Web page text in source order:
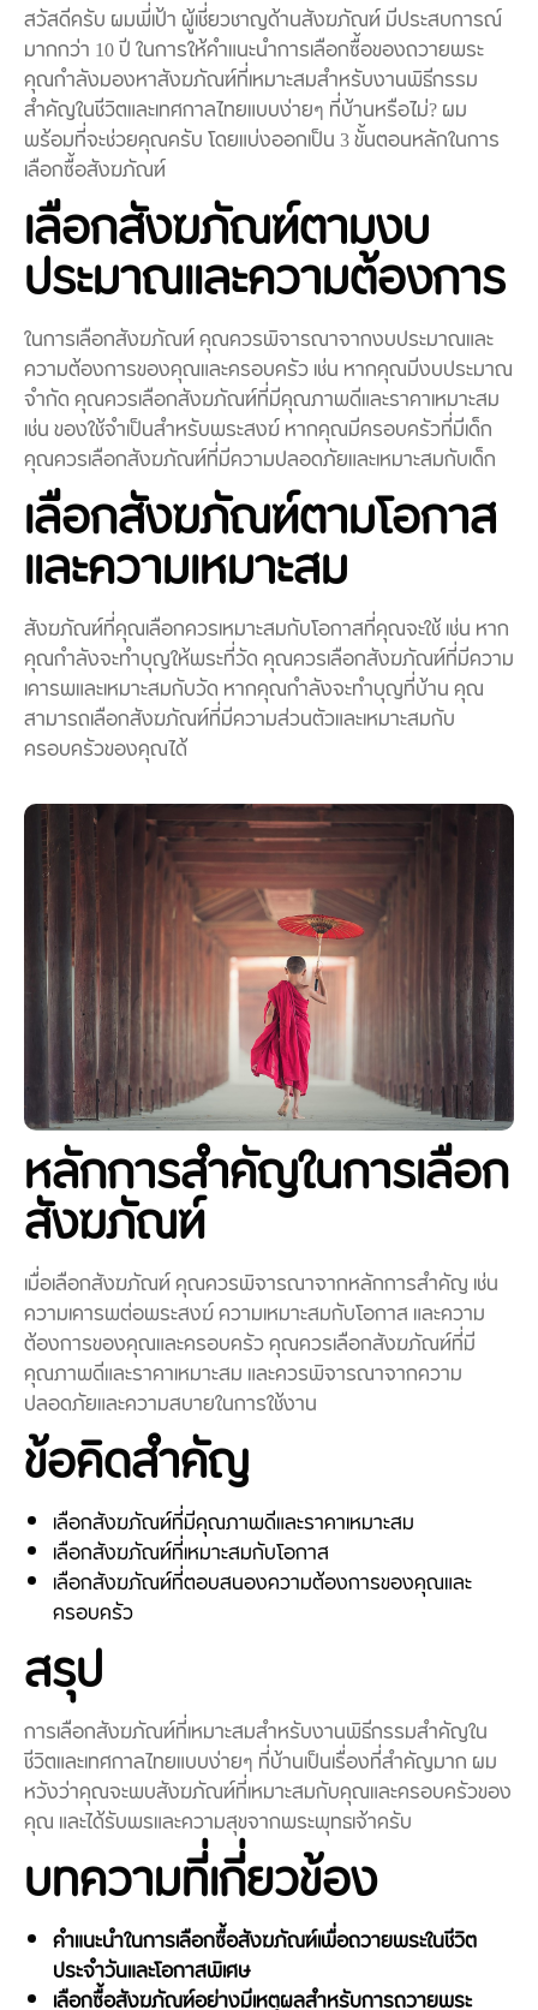
สวัสดีครับ ผมพี่เป้า ผู้เชี่ยวชาญด้านสังฆภัณฑ์ มีประสบการณ์
มากกว่า 10 ปี ในการให้คำแนะนำการเลือกซื้อของถวายพระ
คุณกำลังมองหาสังฆภัณฑ์ที่เหมาะสมสำหรับงานพิธีกรรม
สำคัญในชีวิตและเทศกาลไทยแบบง่ายๆ ที่บ้านหรือไม่? ผม
พร้อมที่จะช่วยคุณครับ โดยแบ่งออกเป็น 3 ขั้นตอนหลักในการ
เลือกซื้อสังฆภัณฑ์
เลือกสังฆภัณฑ์ตามงบ
ประมาณและความต้องการ
ในการเลือกสังฆภัณฑ์ คุณควรพิจารณาจากงบประมาณและ
ความต้องการของคุณและครอบครัว เช่น หากคุณมีงบประมาณ
จำกัด คุณควรเลือกสังฆภัณฑ์ที่มีคุณภาพดีและราคาเหมาะสม
เช่น ของใช้จำเป็นสำหรับพระสงฆ์ หากคุณมีครอบครัวที่มีเด็ก
คุณควรเลือกสังฆภัณฑ์ที่มีความปลอดภัยและเหมาะสมกับเด็ก
เลือกสังฆภัณฑ์ตามโอกาส
และความเหมาะสม
สังฆภัณฑ์ที่คุณเลือกควรเหมาะสมกับโอกาสที่คุณจะใช้ เช่น หาก
คุณกำลังจะทำบุญให้พระที่วัด คุณควรเลือกสังฆภัณฑ์ที่มีความ
เคารพและเหมาะสมกับวัด หากคุณกำลังจะทำบุญที่บ้าน คุณ
สามารถเลือกสังฆภัณฑ์ที่มีความส่วนตัวและเหมาะสมกับ
ครอบครัวของคุณได้
หลักการสำคัญในการเลือก
สังฆภัณฑ์
เมื่อเลือกสังฆภัณฑ์ คุณควรพิจารณาจากหลักการสำคัญ เช่น
ความเคารพต่อพระสงฆ์ ความเหมาะสมกับโอกาส และความ
ต้องการของคุณและครอบครัว คุณควรเลือกสังฆภัณฑ์ที่มี
คุณภาพดีและราคาเหมาะสม และควรพิจารณาจากความ
ปลอดภัยและความสบายในการใช้งาน
ข้อคิดสำคัญ
เลือกสังฆภัณฑ์ที่มีคุณภาพดีและราคาเหมาะสม
เลือกสังฆภัณฑ์ที่เหมาะสมกับโอกาส
เลือกสังฆภัณฑ์ที่ตอบสนองความต้องการของคุณและ
ครอบครัว
สรุป
การเลือกสังฆภัณฑ์ที่เหมาะสมสำหรับงานพิธีกรรมสำคัญใน
ชีวิตและเทศกาลไทยแบบง่ายๆ ที่บ้านเป็นเรื่องที่สำคัญมาก ผม
หวังว่าคุณจะพบสังฆภัณฑ์ที่เหมาะสมกับคุณและครอบครัวของ
คุณ และได้รับพรและความสุขจากพระพุทธเจ้าครับ
บทความที่เกี่ยวข้อง
คำแนะนำในการเลือกซื้อสังฆภัณฑ์เพื่อถวายพระในชีวิต
ประจำวันและโอกาสพิเศษ
เลือกซื้อสังฆภัณฑ์อย่างมีเหตุผลสำหรับการถวายพระ